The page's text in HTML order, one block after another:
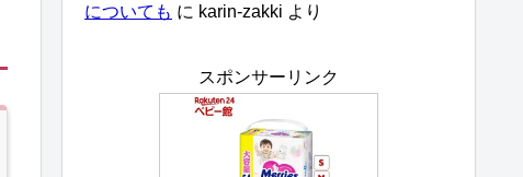
についても に karin-zakki より
スポンサーリンク